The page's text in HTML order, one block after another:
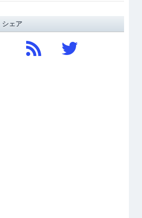
シェア